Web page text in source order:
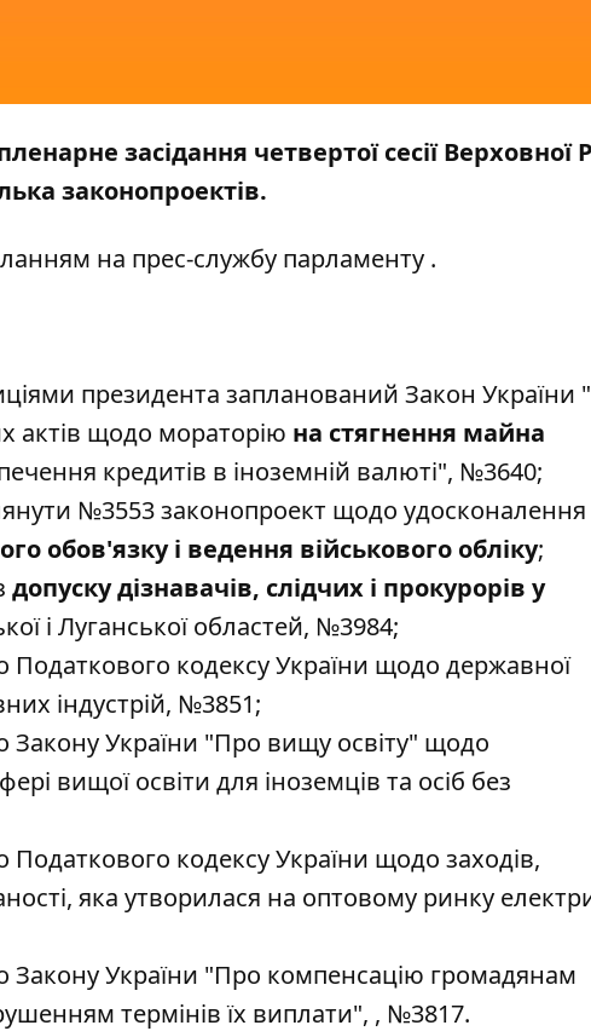
засідання четвертої сесії Верховної
законопроектів.
на прес-службу парламенту .
президента запланований Закон України
актів щодо мораторію на стягнення майна
кредитів в іноземній валюті", №3640;
№3553законопроект щодо удосконалення
обов'язку і ведення військового обліку;
допуску дізнавачів, слідчих і прокурорів у
і Луганської областей, №3984;
кодексу України щодо державної
індустрій, №3851;
Закону України "Про вищу освіту" щодо
вищої освіти для іноземців та осіб без
кодексу України щодо заходів,
яка утворилася на оптовому ринку
Закону України "Про компенсацію громадянам
термінів їх виплати", , №3817.